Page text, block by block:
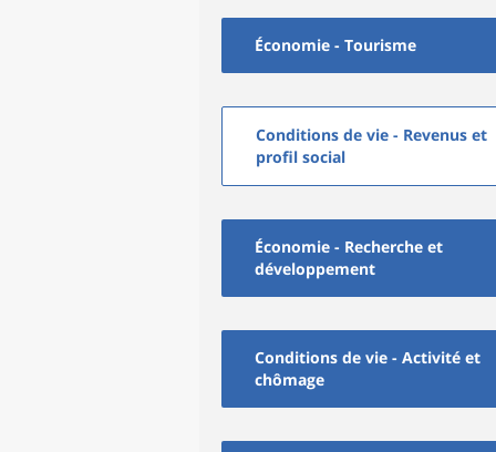
Économie - Tourisme
Conditions de vie - Revenus et
profil social
Économie - Recherche et
développement
Conditions de vie - Activité et
chômage